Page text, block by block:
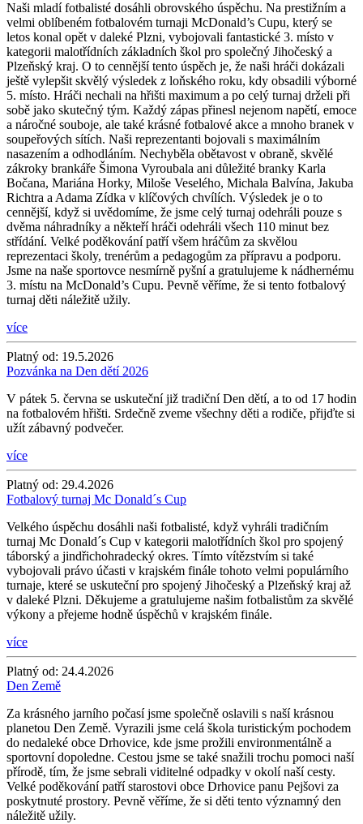
Naši mladí fotbalisté dosáhli obrovského úspěchu. Na prestižním a
velmi oblíbeném fotbalovém turnaji McDonald’s Cupu, který se
letos konal opět v daleké Plzni, vybojovali fantastické 3. místo v
kategorii malotřídních základních škol pro společný Jihočeský a
Plzeňský kraj. O to cennější tento úspěch je, že naši hráči dokázali
ještě vylepšit skvělý výsledek z loňského roku, kdy obsadili výborné
5. místo. Hráči nechali na hřišti maximum a po celý turnaj drželi při
sobě jako skutečný tým. Každý zápas přinesl nejenom napětí, emoce
a náročné souboje, ale také krásné fotbalové akce a mnoho branek v
soupeřových sítích. Naši reprezentanti bojovali s maximálním
nasazením a odhodláním. Nechyběla obětavost v obraně, skvělé
zákroky brankáře Šimona Vyroubala ani důležité branky Karla
Bočana, Mariána Horky, Miloše Veselého, Michala Balvína, Jakuba
Richtra a Adama Zídka v klíčových chvílích. Výsledek je o to
cennější, když si uvědomíme, že jsme celý turnaj odehráli pouze s
dvěma náhradníky a někteří hráči odehráli všech 110 minut bez
střídání. Velké poděkování patří všem hráčům za skvělou
reprezentaci školy, trenérům a pedagogům za přípravu a podporu.
Jsme na naše sportovce nesmírně pyšní a gratulujeme k nádhernému
3. místu na McDonald’s Cupu. Pevně věříme, že si tento fotbalový
turnaj děti náležitě užily.
více
Platný od: 19.5.2026
Pozvánka na Den dětí 2026
V pátek 5. června se uskuteční již tradiční Den dětí, a to od 17 hodin
na fotbalovém hřišti. Srdečně zveme všechny děti a rodiče, přijďte si
užít zábavný podvečer.
více
Platný od: 29.4.2026
Fotbalový turnaj Mc Donald´s Cup
Velkého úspěchu dosáhli naši fotbalisté, když vyhráli tradičním
turnaj Mc Donald´s Cup v kategorii malotřídních škol pro spojený
táborský a jindřichohradecký okres. Tímto vítězstvím si také
vybojovali právo účasti v krajském finále tohoto velmi populárního
turnaje, které se uskuteční pro spojený Jihočeský a Plzeňský kraj až
v daleké Plzni. Děkujeme a gratulujeme našim fotbalistům za skvělé
výkony a přejeme hodně úspěchů v krajském finále.
více
Platný od: 24.4.2026
Den Země
Za krásného jarního počasí jsme společně oslavili s naší krásnou
planetou Den Země. Vyrazili jsme celá škola turistickým pochodem
do nedaleké obce Drhovice, kde jsme prožili environmentálně a
sportovní dopoledne. Cestou jsme se také snažili trochu pomoci naší
přírodě, tím, že jsme sebrali viditelné odpadky v okolí naší cesty.
Velké poděkování patří starostovi obce Drhovice panu Pejšovi za
poskytnuté prostory. Pevně věříme, že si děti tento významný den
náležitě užily.